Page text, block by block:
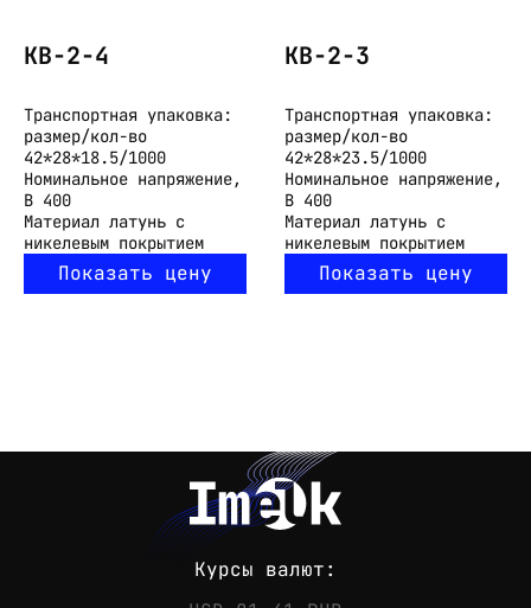
КВ-2-4
Транспортная упаковка:
размер/кол-во
42*28*18.5/1000
Номинальное напряжение,
В 400
Материал латунь с
никелевым покрытием
Показать цену
КВ-2-3
Транспортная упаковка:
размер/кол-во
42*28*23.5/1000
Номинальное напряжение,
В 400
Материал латунь с
никелевым покрытием
Показать цену
Курсы валют: